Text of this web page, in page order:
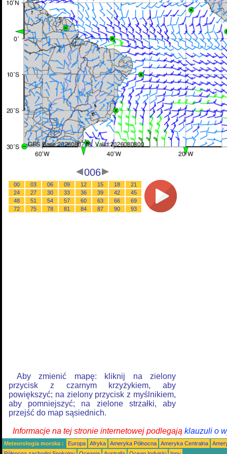
006
00 03 06 09 12 15 18
21
24
27 30 33 36 39 42
45
48
51 54 57 60 63 66
69
72
75 78 81 84 87 90 93
Aby zmienić mapę: kliknij na zielony
przycisk z czarnym krzyżykiem, aby
powiększyć; na zielony przycisk z myślnikiem,
aby pomniejszyć; na zielone strzałki, aby
przejść do map sąsiednich.
Informacje na tej stronie internetowej podlegają klauzuli o
Meteorologia morska : Europa Afryka Ameryka Północna Ameryka Centralna